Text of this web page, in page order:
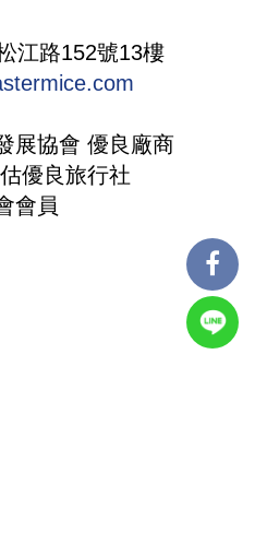
江路152號13樓
展協會 優良廠商
優良旅行社
會員